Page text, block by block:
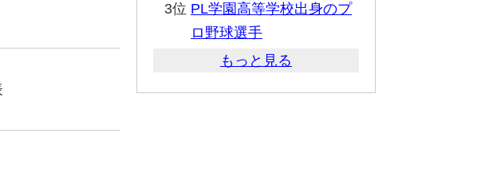
3位 PL学園高等学校出身のプ
ロ野球選手
もっと見る